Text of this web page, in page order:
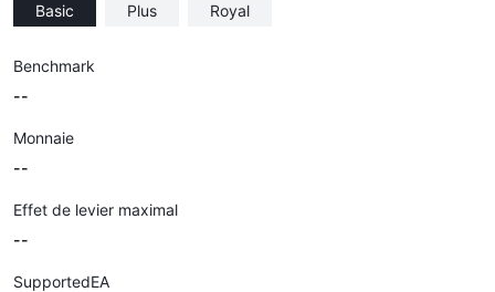
Basic Plus Royal
Benchmark
--
Monnaie
--
Effet de levier maximal
--
SupportedEA